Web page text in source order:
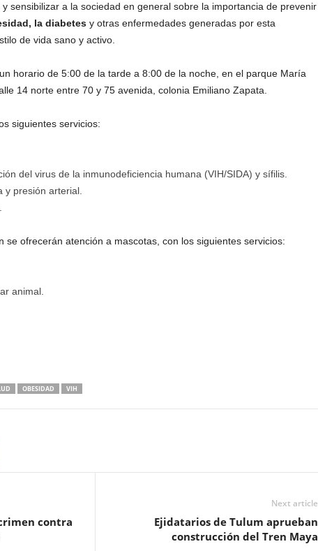
sensibilizar a la sociedad en general sobre la importancia de prevenir
la diabetesy otras enfermedades generadas por esta
de vida sano y activo.
horario de 5:00 de la tarde a 8:00 de la noche, en el parque María
14 norte entre 70 y 75 avenida, colonia Emiliano Zapata.
siguientes servicios:
del virus de la inmunodeficiencia humana (VIH/SIDA) y sífilis.
y presión arterial.
se ofrecerán atención a mascotas, con los siguientes servicios:
animal.
OBESIDAD VIH
contra
Next article
Ejidatarios de Tulum aprueban
construcción del Tren Maya